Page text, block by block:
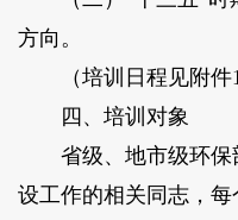
方向。
（培训日程见附件1
四、培训对象
省级、地市级环保
设工作的相关同志，每